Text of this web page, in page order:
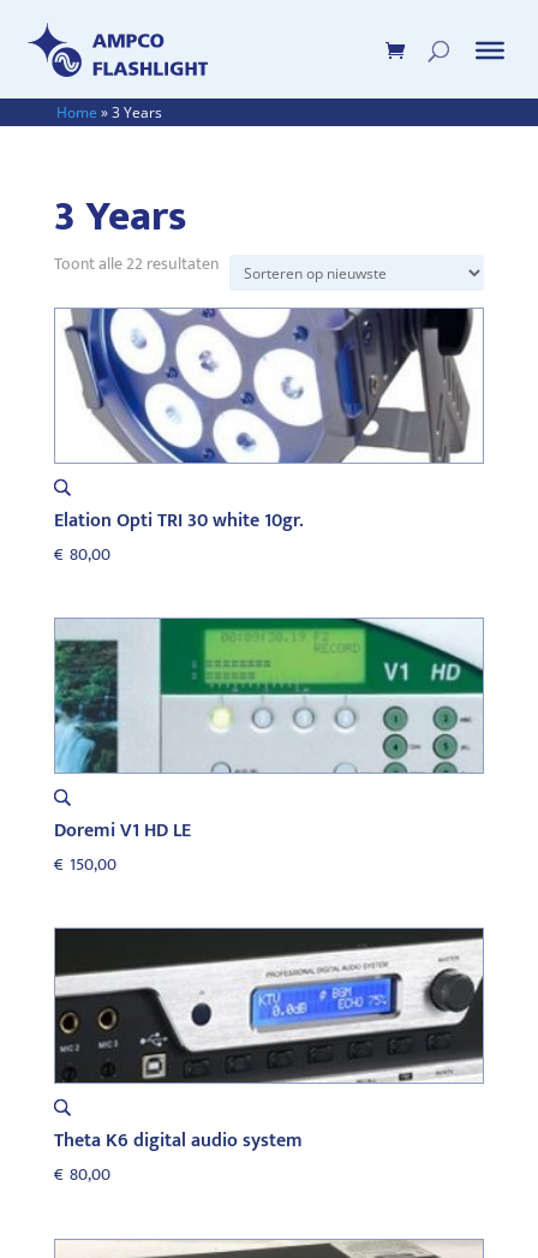
Home »3 Years
3 Years
Toont alle 22 resultatenGesorteerd
nieuwste
Elation Opti TRI 30 white 10gr.
€ 80,00
Doremi V1 HD LE
€ 150,00
Theta K6 digital audio system
€ 80,00